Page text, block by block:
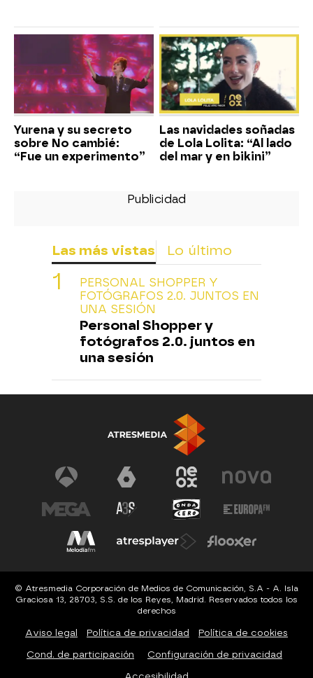
Yurena y su secreto
sobre No cambié:
“Fue un experimento”
Las navidades soñadas
de Lola Lolita: “Al lado
del mar y en bikini”
Las más vistas Lo último
PERSONAL SHOPPER Y
FOTÓGRAFOS 2.0. JUNTOS EN
UNA SESIÓN
Personal Shopper y
fotógrafos 2.0. juntos en
una sesión
© Atresmedia Corporación de Medios de Comunicación, S.A - A. Isla
Graciosa 13, 28703, S.S. de los Reyes, Madrid. Reservados todos los
derechos
Aviso legal Política de privacidad Política de cookies
Cond. de participación Configuración de privacidad